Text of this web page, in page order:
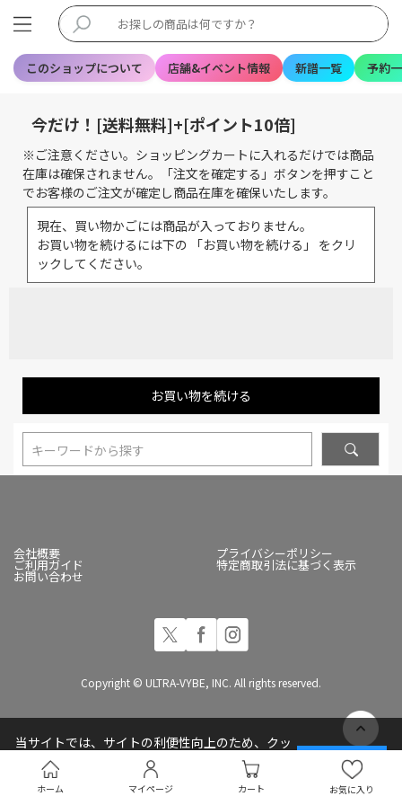
このショップについて 店舗&イベント情報 新譜一覧 予約
ホーム マイページ カート お気に入り
今だけ！[送料無料]+[ポイント10倍]
※ご注意ください。ショッピングカートに入れるだけでは商品
在庫は確保されません。「注文を確定する」ボタンを押すこと
でお客様のご注文が確定し商品在庫を確保いたします。
現在、買い物かごには商品が入っておりません。
お買い物を続けるには下の 「お買い物を続ける」 をクリ
ックしてください。
お買い物を続ける
キーワードから探す
会社概要 プライバシーポリシー
ご利用ガイド 特定商取引法に基づく表示
お問い合わせ
Copyright © ULTRA-VYBE, INC. All rights reserved.
当サイトでは、サイトの利便性向上のため、クッ
キー(Cookie)を使用しています
プライバシーポリシー
承諾する